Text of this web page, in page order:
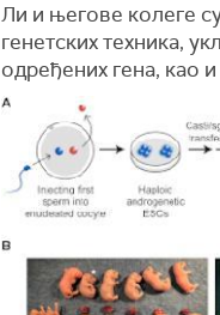
Ли и његове колеге
генетских техника,
одређених гена, као